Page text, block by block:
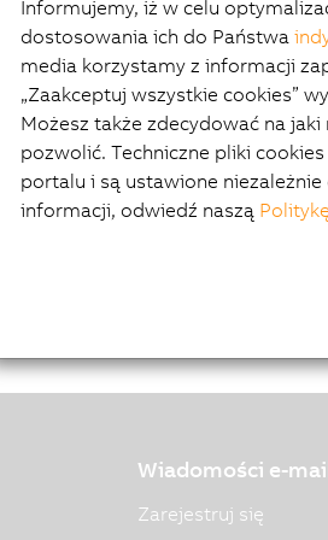
Data Rozmiar
18/02/2025 254 KB
Smart Camera
Wiadomości e-
Zarejestruj się
Informujemy, iż w celu
dostosowania ich do Państwa
media korzystamy z informacji
„Zaakceptuj wszystkie cookies”
Możesz także zdecydować na
pozwolić. Techniczne pliki
portalu i są ustawione
informacji, odwiedź naszą